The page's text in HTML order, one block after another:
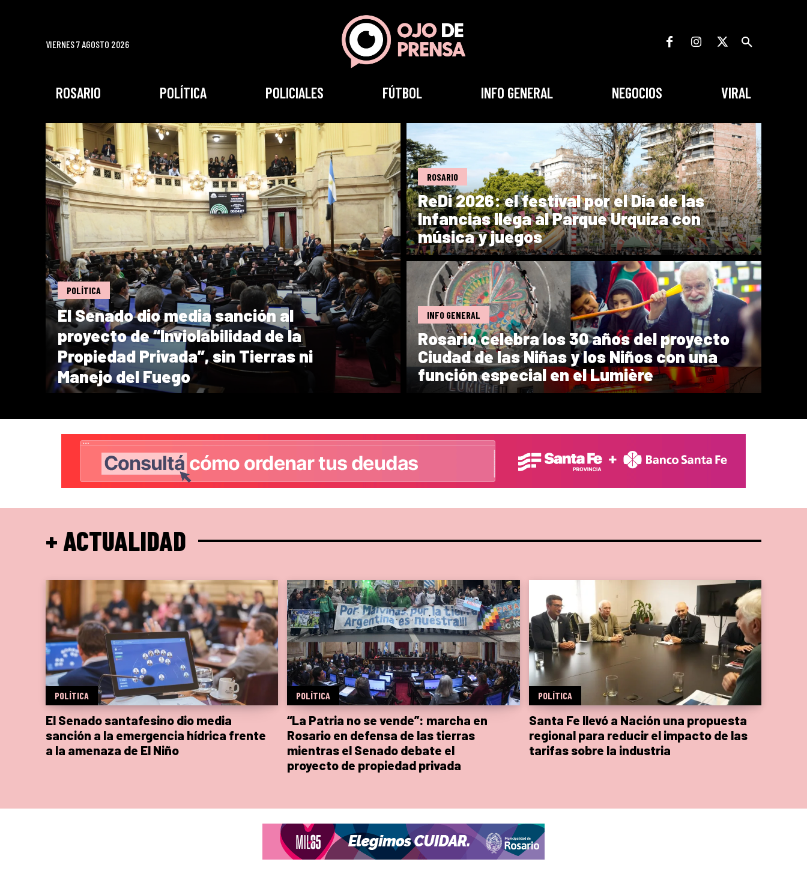
VIERNES 7 AGOSTO 2026
ROSARIO POLÍTICA POLICIALES FÚTBOL INFO GENERAL NEGOCIOS VIRAL
POLÍTICA
El Senado dio media sanción al
proyecto de “Inviolabilidad de la
Propiedad Privada”, sin Tierras ni
Manejo del Fuego
ROSARIO
ReDi 2026: el festival por el Día de las
Infancias llega al Parque Urquiza con
música y juegos
INFO GENERAL
Rosario celebra los 30 años del proyecto
Ciudad de las Niñas y los Niños con una
función especial en el Lumière
+ ACTUALIDAD
POLÍTICA
El Senado santafesino dio media
sanción a la emergencia hídrica frente
a la amenaza de El Niño
POLÍTICA
“La Patria no se vende”: marcha en
Rosario en defensa de las tierras
mientras el Senado debate el
proyecto de propiedad privada
POLÍTICA
Santa Fe llevó a Nación una propuesta
regional para reducir el impacto de las
tarifas sobre la industria